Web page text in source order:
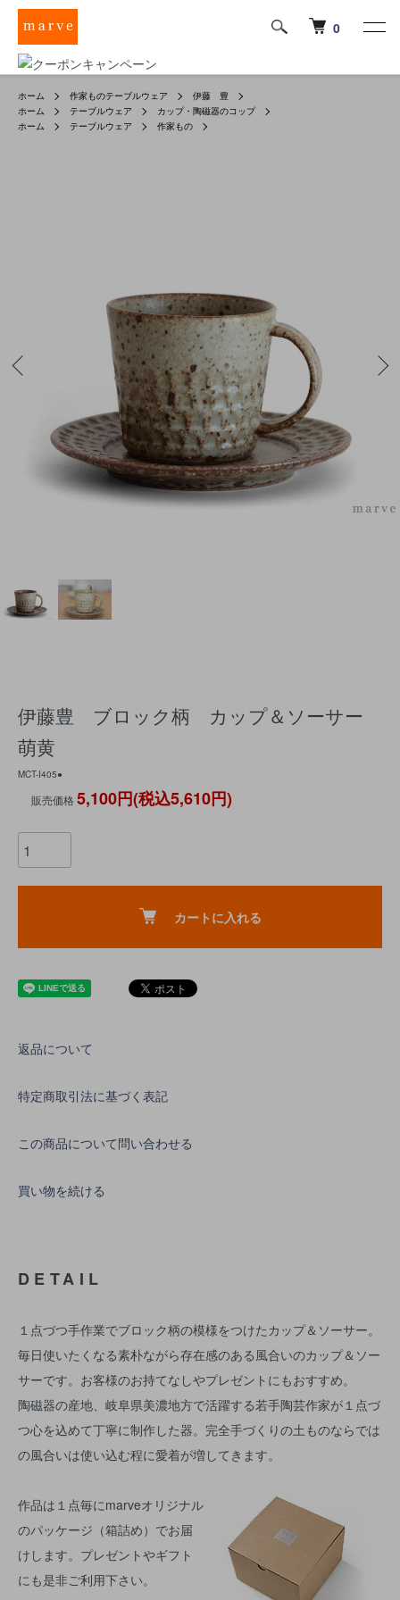
0
ホーム 作家ものテーブルウェア
伊藤 豊
ホーム
テーブルウェア
カップ・陶磁器のコップ
ホーム
テーブルウェア 作家もの
伊藤豊 ブロック柄 カップ＆ソーサー
萌黄
MCT-I405●
販売価格 5,100円(税込5,610円)
カートに入れる
返品について
特定商取引法に基づく表記
この商品について問い合わせる
買い物を続ける
DETAIL
１点づつ手作業でブロック柄の模様をつけたカップ＆ソーサー。
毎日使いたくなる素朴ながら存在感のある風合いのカップ＆ソー
サーです。お客様のお持てなしやプレゼントにもおすすめ。
陶磁器の産地、岐阜県美濃地方で活躍する若手陶芸作家が１点づ
つ心を込めて丁寧に制作した器。完全手づくりの土ものならでは
の風合いは使い込む程に愛着が増してきます。
作品は１点毎にmarveオリジナル
のパッケージ（箱詰め）でお届
けします。プレゼントやギフト
にも是非ご利用下さい。